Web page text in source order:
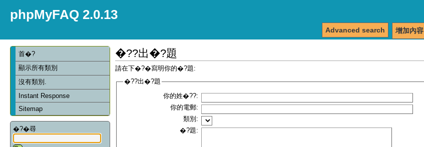
phpMyFAQ 2.0.13
增加內容
Advanced search
首�?
顯示所有類別
沒有類別.
Instant Response
Sitemap
�?�尋
�??出�?題
請在下�?�寫明你的�?題:
�??出�?題
你的姓�??:
你的電郵:
類別:
�?題: